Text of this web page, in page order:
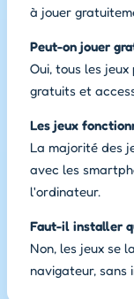
à jouer
Peut-on jouer
Oui, tous les
gratuits et
Les jeux
La majorité des
avec les
l'ordinateur.
Faut-il installer
Non, les jeux se
navigateur, sans